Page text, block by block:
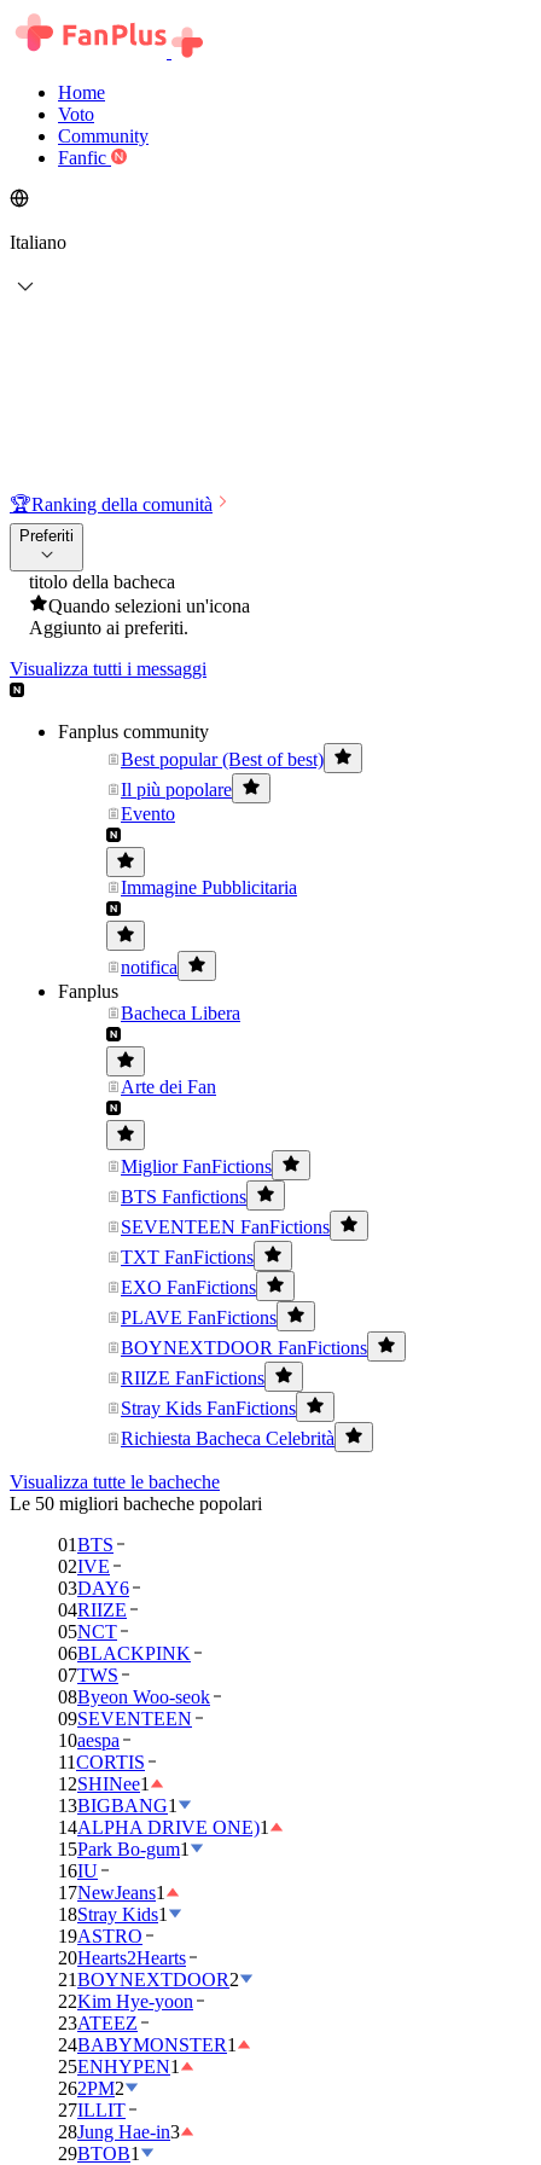
Home
Voto
Community
Fanfic
Italiano
🏆Ranking della comunità
Preferiti
titolo della bacheca
Quando selezioni un'icona
Aggiunto ai preferiti.
Visualizza tutti i messaggi
Fanplus community
Best popular (Best of best)
Il più popolare
Evento
Immagine Pubblicitaria
notifica
Fanplus
Bacheca Libera
Arte dei Fan
Miglior FanFictions
BTS Fanfictions
SEVENTEEN FanFictions
TXT FanFictions
EXO FanFictions
PLAVE FanFictions
BOYNEXTDOOR FanFictions
RIIZE FanFictions
Stray Kids FanFictions
Richiesta Bacheca Celebrità
Visualizza tutte le bacheche
Le 50 migliori bacheche popolari
01BTS
02IVE
03DAY6
04RIIZE
05NCT
06BLACKPINK
07TWS
08Byeon Woo-seok
09SEVENTEEN
10aespa
11CORTIS
12SHINee1
13BIGBANG1
14ALPHA DRIVE ONE)1
15Park Bo-gum1
16IU
17NewJeans1
18Stray Kids1
19ASTRO
20Hearts2Hearts
21BOYNEXTDOOR2
22Kim Hye-yoon
23ATEEZ
24BABYMONSTER1
25ENHYPEN1
262PM2
27ILLIT
28Jung Hae-in3
29BTOB1